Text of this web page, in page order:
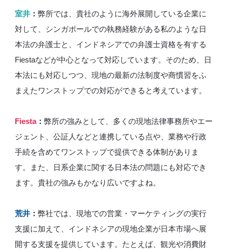
室井 ：弊所では、貴社のように海外展開している企業に
対して、シンガポールでの執務経験がある私のような日
本法の弁護士と、インドネシアでの弁護士資格を有する
Fiestaなどが中心となって対応しています。そのため、日
本法にも対応しつつ、現地の最新の法制度や商慣習をふ
まえたワンストップでの対応ができると考えています。
Fiesta：弊所の強みとして、多くの現地法律事務所やエー
ジェント、公証人などと連携している点や、業務や行政
手続を含めてワンストップで提供できる体制がありま
す。また、日系企業に関する日本法の問題にも対応でき
ます。貴社の強みもかなり広いですよね。
荒井 ：弊社では、現地での営業・マーケティングの実行
支援に加えて、インドネシアの現地企業が日本市場へ展
開する支援を提供しています。たとえば、観光や消費財